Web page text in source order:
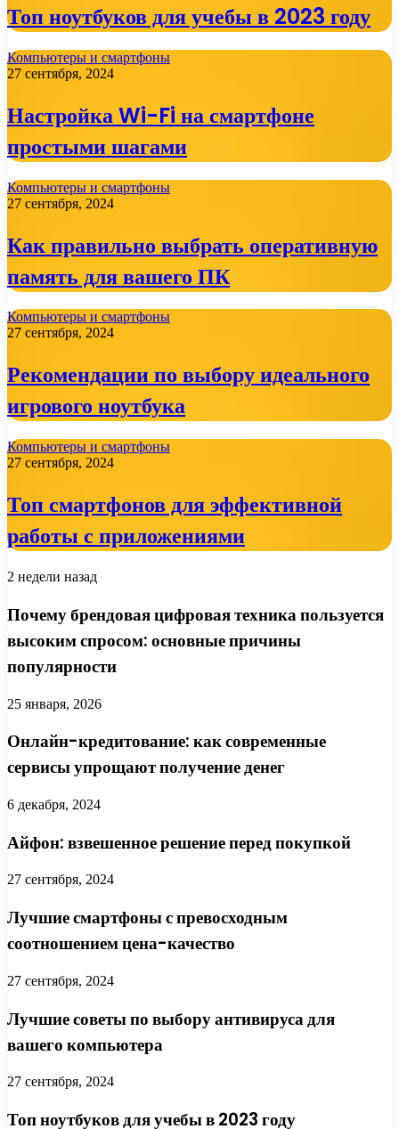
Топ ноутбуков для учебы в 2023 году
Компьютеры и смартфоны
27 сентября, 2024
Настройка Wi-Fi на смартфоне
простыми шагами
Компьютеры и смартфоны
27 сентября, 2024
Как правильно выбрать оперативную
память для вашего ПК
Компьютеры и смартфоны
27 сентября, 2024
Рекомендации по выбору идеального
игрового ноутбука
Компьютеры и смартфоны
27 сентября, 2024
Топ смартфонов для эффективной
работы с приложениями
2 недели назад
Почему брендовая цифровая техника пользуется
высоким спросом: основные причины
популярности
25 января, 2026
Онлайн-кредитование: как современные
сервисы упрощают получение денег
6 декабря, 2024
Айфон: взвешенное решение перед покупкой
27 сентября, 2024
Лучшие смартфоны с превосходным
соотношением цена-качество
27 сентября, 2024
Лучшие советы по выбору антивируса для
вашего компьютера
27 сентября, 2024
Топ ноутбуков для учебы в 2023 году